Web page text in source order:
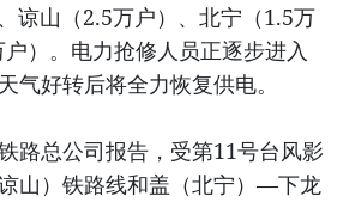
谅山（2.5万户）、北宁（1.5万
）。电力抢修人员正逐步进入
气好转后将全力恢复供电。
路总公司报告，受第11号台风影
山）铁路线和盖（北宁）—下龙